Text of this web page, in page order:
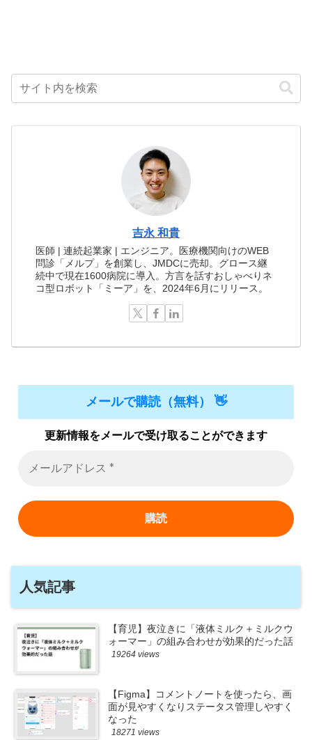
吉永 和貴
医師 | 連続起業家 | エンジニア。医療機関向けのWEB
問診「メルプ」を創業し、JMDCに売却。グロース継
続中で現在1600病院に導入。方言を話すおしゃべりネ
コ型ロボット「ミーア」を、2024年6月にリリース。
メールで購読（無料） 👋
更新情報をメールで受け取ることができます
人気記事
【育児】夜泣きに「液体ミルク＋ミルクウ
ォーマー」の組み合わせが効果的だった話
19264 views
【Figma】コメントノートを使ったら、画
面が見やすくなりステータス管理しやすく
なった
18271 views